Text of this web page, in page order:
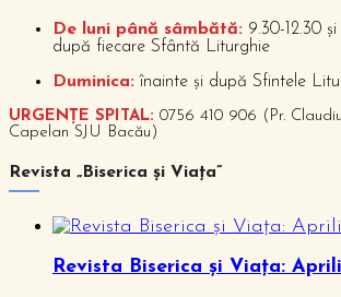
De luni până sâmbătă: 9.30-12.30
după fiecare Sfântă Liturghie
Duminica: înainte și după Sfintele
URGENȚE SPITAL: 0756 410 906 (Pr.
Capelan SJU Bacău)
Revista „Biserica și Viața”
Revista Biserica și Viața: